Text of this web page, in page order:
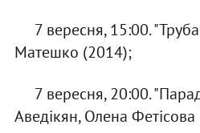
7 вересня, 15:00.
Матешко (2014);
7 вересня, 20:00.
Аведікян, Олена